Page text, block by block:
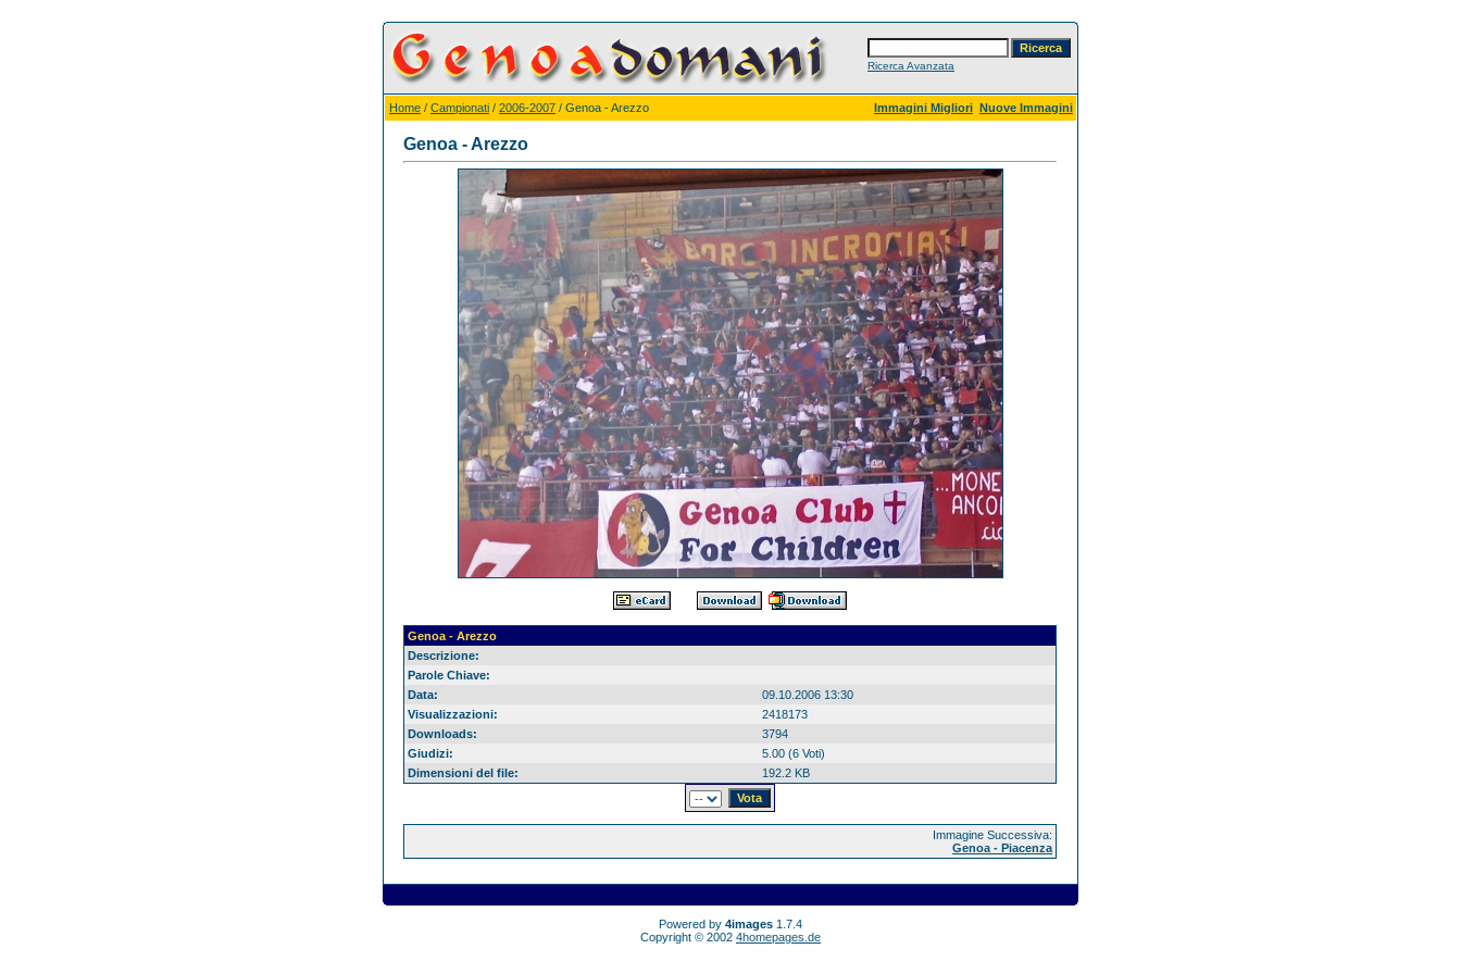
Ricerca Avanzata
Home / Campionati / 2006-2007 / Genoa - Arezzo Immagini Migliori Nuove Immagini
Genoa - Arezzo
Genoa - Arezzo
Descrizione:
Parole Chiave:
Data:
09.10.2006 13:30
Visualizzazioni:
2418173
Downloads:
3794
Giudizi:
5.00 (6 Voti)
Dimensioni del file:
192.2 KB
Immagine Successiva:
Genoa - Piacenza
Powered by 4images 1.7.4
Copyright © 2002 4homepages.de